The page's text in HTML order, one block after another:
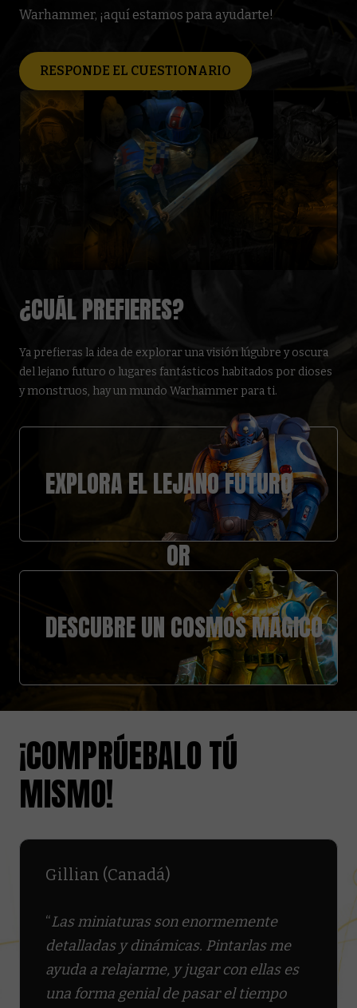
Warhammer, ¡aquí estamos para ayudarte!
RESPONDE EL CUESTIONARIO
¿CUÁL PREFIERES?
Ya prefieras la idea de explorar una visión lúgubre y oscura
del lejano futuro o lugares fantásticos habitados por dioses
y monstruos, hay un mundo Warhammer para ti.
EXPLORA EL LEJANO FUTURO
OR
DESCUBRE UN COSMOS MÁGICO
¡COMPRÚEBALO TÚ
MISMO!
Gillian (Canadá)
“Las miniaturas son enormemente
detalladas y dinámicas. Pintarlas me
ayuda a relajarme, y jugar con ellas es
una forma genial de pasar el tiempo